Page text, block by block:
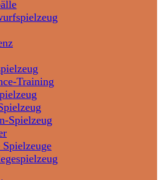
Training
Spielzeug